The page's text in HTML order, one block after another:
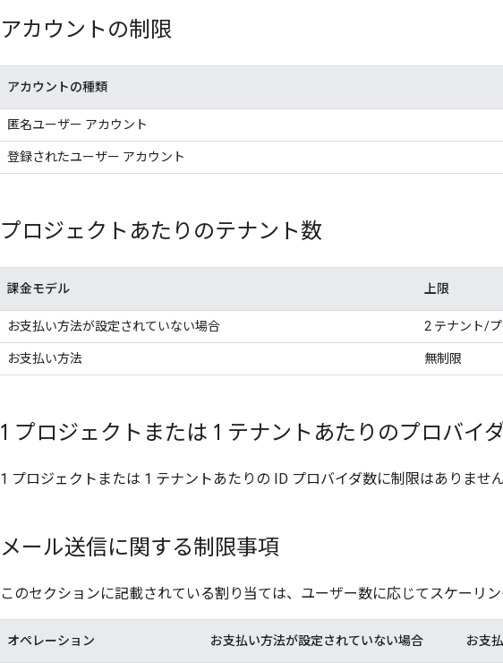
アカウントの制限
アカウントの種類
匿名ユーザー アカウント
登録されたユーザー アカウント
プロジェクトあたりのテナント数
課金モデル 上限
お支払い方法が設定されていない場合 2 テナント/
お支払い方法 無制限
1 プロジェクトまたは 1 テナントあたりのプロバイ
1 プロジェクトまたは 1 テナントあたりの ID プロバイダ数に制限はありません
メール送信に関する制限事項
このセクションに記載されている割り当ては、ユーザー数に応じてスケーリン
オペレーション お支払い方法が設定されていない場合 お支